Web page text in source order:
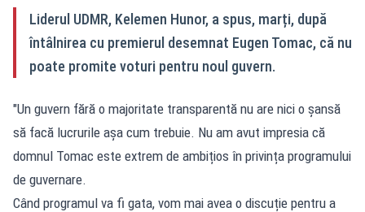
Liderul UDMR, Kelemen Hunor, a spus, marți, după
întâlnirea cu premierul desemnat Eugen Tomac, că nu
poate promite voturi pentru noul guvern.
"Un guvern fără o majoritate transparentă nu are nici o șansă
să facă lucrurile așa cum trebuie. Nu am avut impresia că
domnul Tomac este extrem de ambițios în privința programului
de guvernare.
Când programul va fi gata, vom mai avea o discuție pentru a